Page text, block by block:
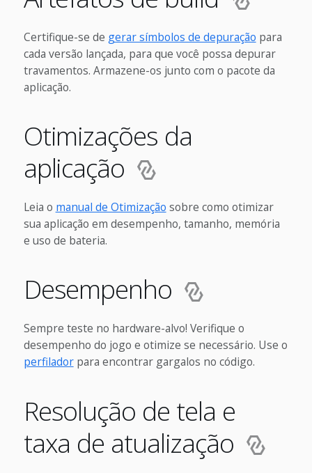
Certifique-se de gerar símbolos de depuração para
cada versão lançada, para que você possa depurar
travamentos. Armazene-os junto com o pacote da
aplicação.
Otimizações da
aplicação
Leia o manual de Otimização sobre como otimizar
sua aplicação em desempenho, tamanho, memória
e uso de bateria.
Desempenho
Sempre teste no hardware-alvo! Verifique o
desempenho do jogo e otimize se necessário. Use o
perfiladorpara encontrar gargalos no código.
Resolução de tela e
taxa de atualização